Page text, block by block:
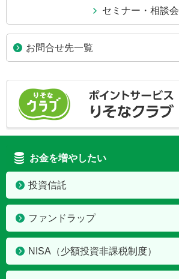
セミナー・相談会
お問合せ先一覧
お金を増やしたい
投資信託
ファンドラップ
NISA （少額投資非課税制度）